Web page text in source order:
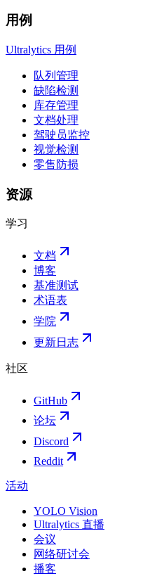
用例
Ultralytics 用例
队列管理
缺陷检测
库存管理
文档处理
驾驶员监控
视觉检测
零售防损
资源
学习
文档
博客
基准测试
术语表
学院
更新日志
社区
GitHub
论坛
Discord
Reddit
活动
YOLO Vision
Ultralytics 直播
会议
网络研讨会
播客